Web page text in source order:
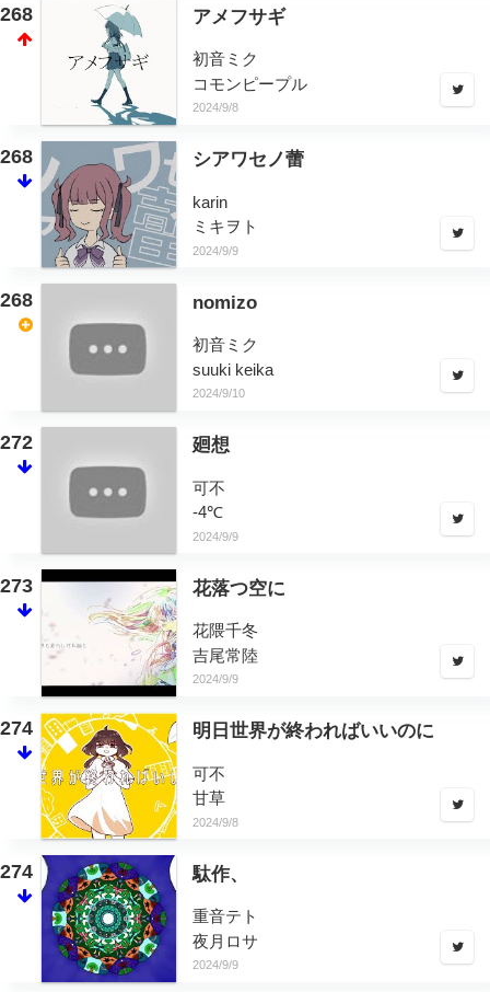
268 アメフサギ
初音ミク
コモンピープル
2024/9/8
268 シアワセノ蕾
karin
ミキヲト
2024/9/9
268 nomizo
初音ミク
suuki keika
2024/9/10
272 廻想
可不
-4℃
2024/9/9
273 花落つ空に
花隈千冬
吉尾常陸
2024/9/9
274 明日世界が終わればいいのに
可不
甘草
2024/9/8
274 駄作、
重音テト
夜月ロサ
2024/9/9